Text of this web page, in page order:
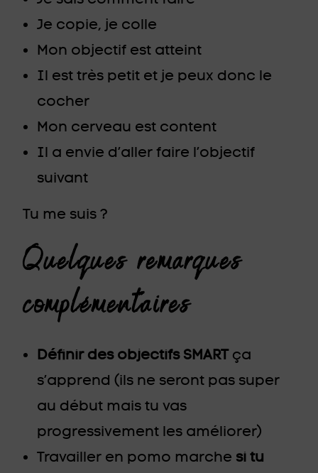
Je copie, je colle
Mon objectif est atteint
Il est très petit et je peux donc le
cocher
Mon cerveau est content
Il a envie d’aller faire l’objectif
suivant
Tu me suis ?
Quelques remarques
complémentaires
Définir des objectifs SMARTça
s’apprend (ils ne seront pas super
au début mais tu vas
progressivement les améliorer)
Travailler en pomo marche si tu